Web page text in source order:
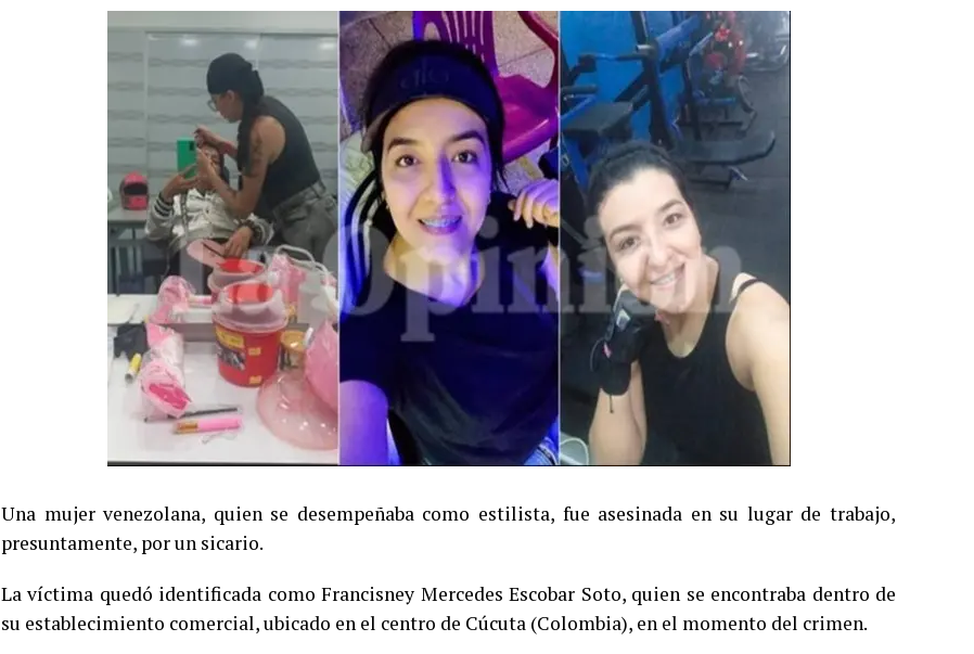
Una mujer venezolana, quien se desempeñaba como estilista, fue asesinada en su lugar de trabajo,
presuntamente, por un sicario.
La víctima quedó identificada como Francisney Mercedes Escobar Soto, quien se encontraba dentro de
su establecimiento comercial, ubicado en el centro de Cúcuta (Colombia), en el momento del crimen.